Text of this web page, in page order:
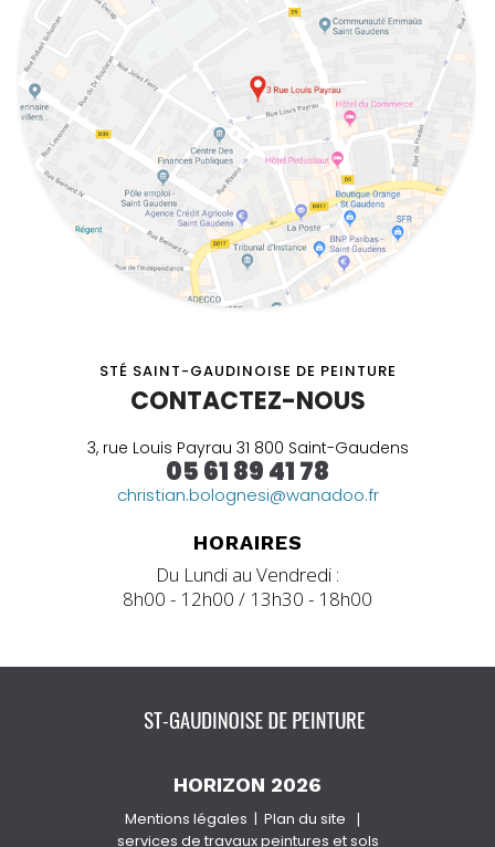
STÉ SAINT-GAUDINOISE DE PEINTURE
CONTACTEZ-NOUS
3, rue Louis Payrau 31 800 Saint-Gaudens
05 61 89 41 78
christian.bolognesi@wanadoo.fr
HORAIRES
Du Lundi au Vendredi :
8h00 - 12h00 / 13h30 - 18h00
HORIZON 2026
Mentions légales Plan du site |
services de travaux peintures et sols